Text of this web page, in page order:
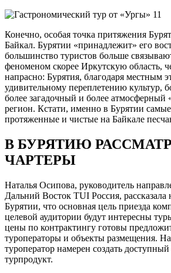
Конечно, особая точка притяжения
Байкал. Бурятии «принадлежит» его
большинство туристов больше
феноменом скорее Иркутскую область,
напрасно: Бурятия, благодаря местным
удивительному переплетению культур,
более загадочный и более атмосферный
регион. Кстати, именно в Бурятии
протяженные и чистые на Байкале
В БУРЯТИЮ
ЧАРТЕРЫ
Наталья Осипова, руководитель
Дальний Восток TUI Россия, рассказала
Бурятии, что основная цель приезда
целевой аудитории будут интересны
цены по контрактингу готовы
туроператоры и объекты размещения. На
туроператор намерен создать
турпродукт.